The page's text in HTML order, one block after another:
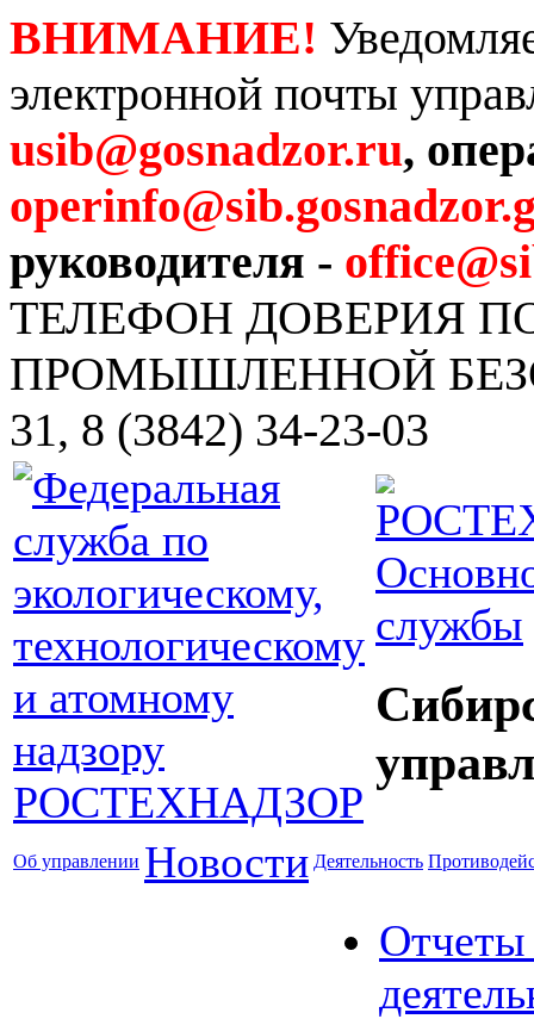
ВНИМАНИЕ!
электронной почты
usib@gosnadzor.ru,
руководителя -
ТЕЛЕФОН ДОВЕРИЯ
ПРОМЫШЛЕННОЙ
31, 8 (3842) 34-23-03
службы
Об управлении Новости Деятельность
Отчеты